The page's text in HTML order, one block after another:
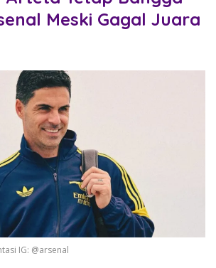
Meski Gagal Juara
IG: @arsenal